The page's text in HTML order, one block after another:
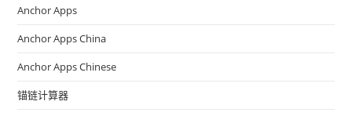
Anchor Apps
Anchor Apps China
Anchor Apps Chinese
锚链计算器